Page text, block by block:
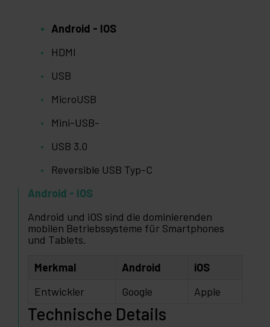
Android - IOS
HDMI
USB
MicroUSB
Mini-USB-
USB 3.0
Reversible USB Typ-C
Android - IOS
Android und iOS sind die dominierenden
mobilen Betriebssysteme für Smartphones
und Tablets.
Merkmal Android
iOS
Entwickler
Google Apple
Technische Details